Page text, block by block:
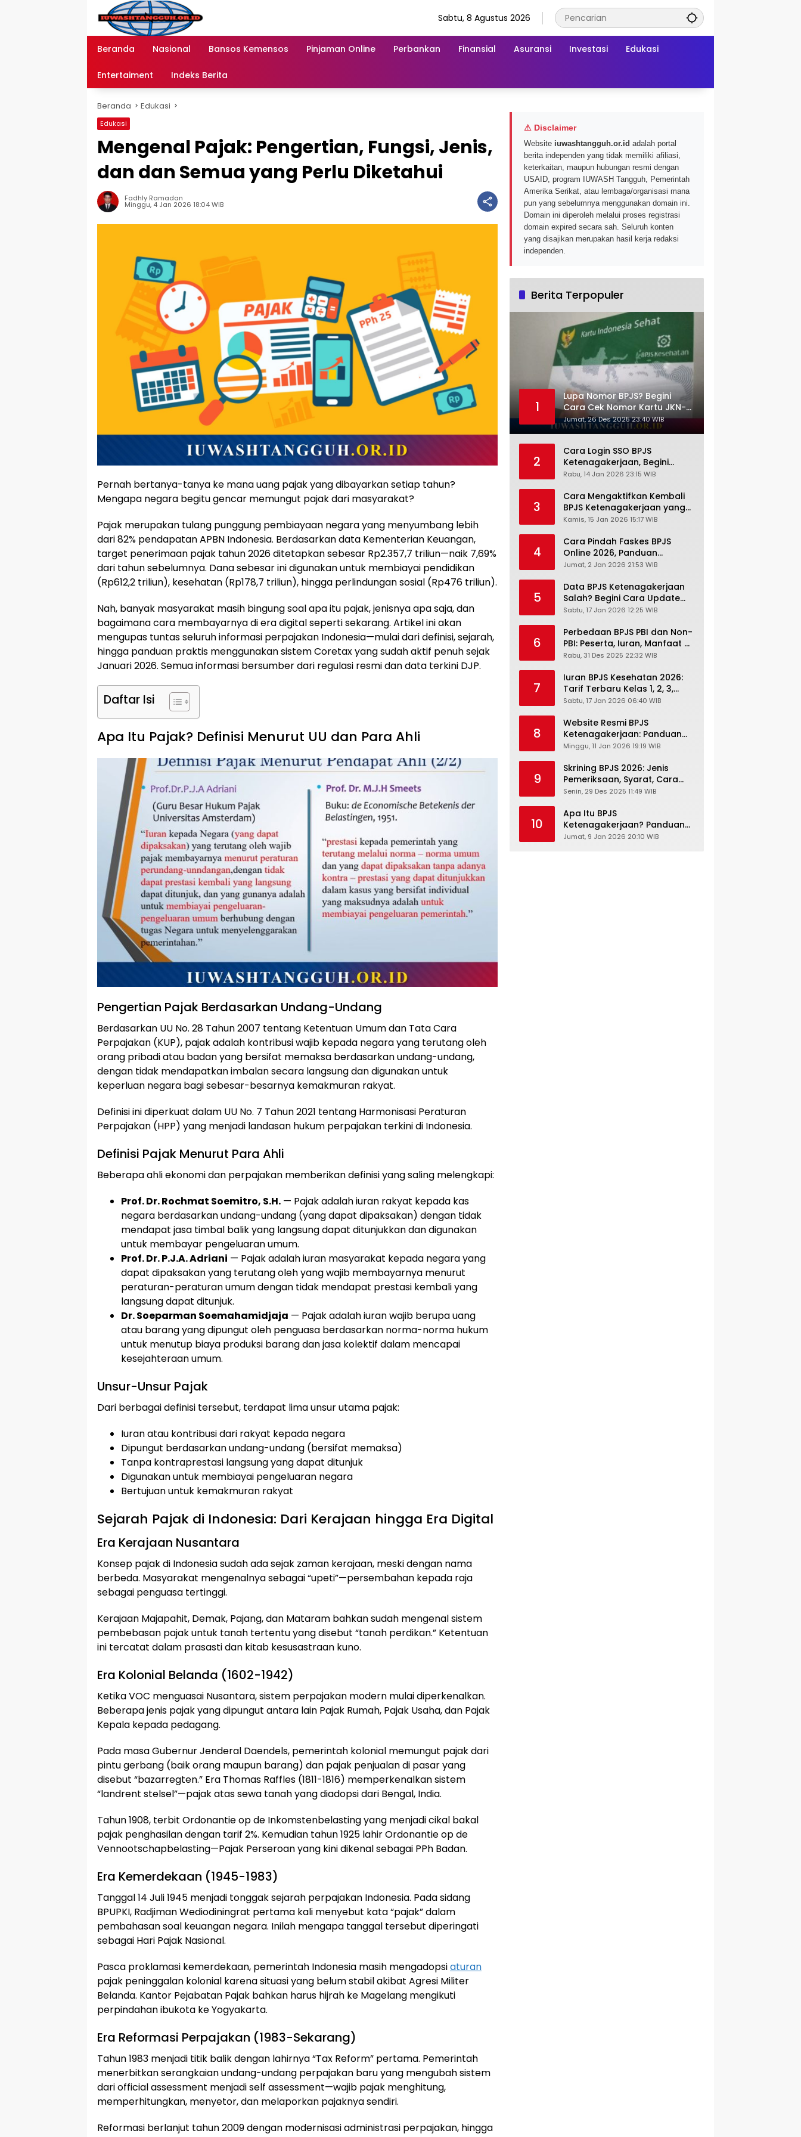
Sabtu, 8 Agustus 2026
Beranda Nasional Bansos Kemensos Pinjaman Online Perbankan Finansial Asuransi Investasi Edukasi
Entertaiment Indeks Berita
Beranda Edukasi
Edukasi
Mengenal Pajak: Pengertian, Fungsi, Jenis,
dan dan Semua yang Perlu Diketahui
Fadhly Ramadan
Minggu, 4 Jan 2026 18:04 WIB
Pernah bertanya-tanya ke mana uang pajak yang dibayarkan setiap tahun?
Mengapa negara begitu gencar memungut pajak dari masyarakat?
Pajak merupakan tulang punggung pembiayaan negara yang menyumbang lebih
dari 82% pendapatan APBN Indonesia. Berdasarkan data Kementerian Keuangan,
target penerimaan pajak tahun 2026 ditetapkan sebesar Rp2.357,7 triliun—naik 7,69%
dari tahun sebelumnya. Dana sebesar ini digunakan untuk membiayai pendidikan
(Rp612,2 triliun), kesehatan (Rp178,7 triliun), hingga perlindungan sosial (Rp476 triliun).
Nah, banyak masyarakat masih bingung soal apa itu pajak, jenisnya apa saja, dan
bagaimana cara membayarnya di era digital seperti sekarang. Artikel ini akan
mengupas tuntas seluruh informasi perpajakan Indonesia—mulai dari definisi, sejarah,
hingga panduan praktis menggunakan sistem Coretax yang sudah aktif penuh sejak
Januari 2026. Semua informasi bersumber dari regulasi resmi dan data terkini DJP.
Daftar Isi
Apa Itu Pajak? Definisi Menurut UU dan Para Ahli
Pengertian Pajak Berdasarkan Undang-Undang
Berdasarkan UU No. 28 Tahun 2007 tentang Ketentuan Umum dan Tata Cara
Perpajakan (KUP), pajak adalah kontribusi wajib kepada negara yang terutang oleh
orang pribadi atau badan yang bersifat memaksa berdasarkan undang-undang,
dengan tidak mendapatkan imbalan secara langsung dan digunakan untuk
keperluan negara bagi sebesar-besarnya kemakmuran rakyat.
Definisi ini diperkuat dalam UU No. 7 Tahun 2021 tentang Harmonisasi Peraturan
Perpajakan (HPP) yang menjadi landasan hukum perpajakan terkini di Indonesia.
Definisi Pajak Menurut Para Ahli
Beberapa ahli ekonomi dan perpajakan memberikan definisi yang saling melengkapi:
Prof. Dr. Rochmat Soemitro, S.H. — Pajak adalah iuran rakyat kepada kas
negara berdasarkan undang-undang (yang dapat dipaksakan) dengan tidak
mendapat jasa timbal balik yang langsung dapat ditunjukkan dan digunakan
untuk membayar pengeluaran umum.
Prof. Dr. P.J.A. Adriani — Pajak adalah iuran masyarakat kepada negara yang
dapat dipaksakan yang terutang oleh yang wajib membayarnya menurut
peraturan-peraturan umum dengan tidak mendapat prestasi kembali yang
langsung dapat ditunjuk.
Dr. Soeparman Soemahamidjaja — Pajak adalah iuran wajib berupa uang
atau barang yang dipungut oleh penguasa berdasarkan norma-norma hukum
untuk menutup biaya produksi barang dan jasa kolektif dalam mencapai
kesejahteraan umum.
Unsur-Unsur Pajak
Dari berbagai definisi tersebut, terdapat lima unsur utama pajak:
Iuran atau kontribusi dari rakyat kepada negara
Dipungut berdasarkan undang-undang (bersifat memaksa)
Tanpa kontraprestasi langsung yang dapat ditunjuk
Digunakan untuk membiayai pengeluaran negara
Bertujuan untuk kemakmuran rakyat
Sejarah Pajak di Indonesia: Dari Kerajaan hingga Era Digital
Era Kerajaan Nusantara
Konsep pajak di Indonesia sudah ada sejak zaman kerajaan, meski dengan nama
berbeda. Masyarakat mengenalnya sebagai “upeti”—persembahan kepada raja
sebagai penguasa tertinggi.
Kerajaan Majapahit, Demak, Pajang, dan Mataram bahkan sudah mengenal sistem
pembebasan pajak untuk tanah tertentu yang disebut “tanah perdikan.” Ketentuan
ini tercatat dalam prasasti dan kitab kesusastraan kuno.
Era Kolonial Belanda (1602-1942)
Ketika VOC menguasai Nusantara, sistem perpajakan modern mulai diperkenalkan.
Beberapa jenis pajak yang dipungut antara lain Pajak Rumah, Pajak Usaha, dan Pajak
Kepala kepada pedagang.
Pada masa Gubernur Jenderal Daendels, pemerintah kolonial memungut pajak dari
pintu gerbang (baik orang maupun barang) dan pajak penjualan di pasar yang
disebut “bazarregten.” Era Thomas Raffles (1811-1816) memperkenalkan sistem
“landrent stelsel”—pajak atas sewa tanah yang diadopsi dari Bengal, India.
Tahun 1908, terbit Ordonantie op de Inkomstenbelasting yang menjadi cikal bakal
pajak penghasilan dengan tarif 2%. Kemudian tahun 1925 lahir Ordonantie op de
Vennootschapbelasting—Pajak Perseroan yang kini dikenal sebagai PPh Badan.
Era Kemerdekaan (1945-1983)
Tanggal 14 Juli 1945 menjadi tonggak sejarah perpajakan Indonesia. Pada sidang
BPUPKI, Radjiman Wediodiningrat pertama kali menyebut kata “pajak” dalam
pembahasan soal keuangan negara. Inilah mengapa tanggal tersebut diperingati
sebagai Hari Pajak Nasional.
Pasca proklamasi kemerdekaan, pemerintah Indonesia masih mengadopsiaturan
pajak peninggalan kolonial karena situasi yang belum stabil akibat Agresi Militer
Belanda. Kantor Pejabatan Pajak bahkan harus hijrah ke Magelang mengikuti
perpindahan ibukota ke Yogyakarta.
Era Reformasi Perpajakan (1983-Sekarang)
Tahun 1983 menjadi titik balik dengan lahirnya “Tax Reform” pertama. Pemerintah
menerbitkan serangkaian undang-undang perpajakan baru yang mengubah sistem
dari official assessment menjadi self assessment—wajib pajak menghitung,
memperhitungkan, menyetor, dan melaporkan pajaknya sendiri.
Reformasi berlanjut tahun 2009 dengan modernisasi administrasi perpajakan, hingga
⚠ Disclaimer
Website iuwashtangguh.or.id adalah portal
berita independen yang tidak memiliki afiliasi,
keterkaitan, maupun hubungan resmi dengan
USAID, program IUWASH Tangguh, Pemerintah
Amerika Serikat, atau lembaga/organisasi mana
pun yang sebelumnya menggunakan domain ini.
Domain ini diperoleh melalui proses registrasi
domain expired secara sah. Seluruh konten
yang disajikan merupakan hasil kerja redaksi
independen.
Berita Terpopuler
1
Lupa Nomor BPJS? Begini
Cara Cek Nomor Kartu JKN-
KIS dengan NIK KTP
Jumat, 26 Des 2025 23:40 WIB
2
Cara Login SSO BPJS
Ketenagakerjaan, Begini
Tutorial Lengkap dan
Rabu, 14 Jan 2026 23:15 WIB
3
Cara Mengaktifkan Kembali
BPJS Ketenagakerjaan yang
Nonaktif, Begini Panduan
Kamis, 15 Jan 2026 15:17 WIB
4
Cara Pindah Faskes BPJS
Online 2026, Panduan
Lengkap via Mobile JKN,
Cabang
Jumat, 2 Jan 2026 21:53 WIB
5
Data BPJS Ketenagakerjaan
Salah? Begini Cara Update
Rekening, Alamat, HP di JMO
Sabtu, 17 Jan 2026 12:25 WIB
6
Perbedaan BPJS PBI dan Non-
PBI: Peserta, Iuran, Manfaat &
Masa Berlaku Terbaru 2026
Rabu, 31 Des 2025 22:32 WIB
7
Iuran BPJS Kesehatan 2026:
Tarif Terbaru Kelas 1, 2, 3,
Cara Bayar, Denda &
JKN-KIS
Sabtu, 17 Jan 2026 06:40 WIB
8
Website Resmi BPJS
Ketenagakerjaan: Panduan
Lengkap Akses dan Fitur
Minggu, 11 Jan 2026 19:19 WIB
9
Skrining BPJS 2026: Jenis
Pemeriksaan, Syarat, Cara
Daftar & Cek Riwayat
Senin, 29 Des 2025 11:49 WIB
10
Apa Itu BPJS
Ketenagakerjaan? Panduan
Lengkap untuk Pekerja dan
Jumat, 9 Jan 2026 20:10 WIB